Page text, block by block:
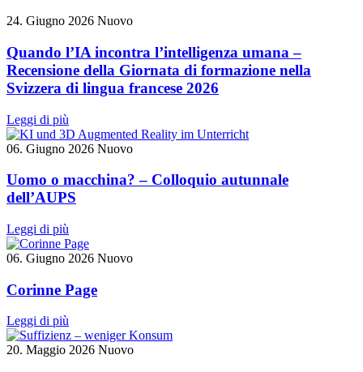
24. Giugno 2026 Nuovo
Quando l’IA incontra l’intelligenza umana –
Recensione della Giornata di formazione nella
Svizzera di lingua francese 2026
Leggi di più
06. Giugno 2026 Nuovo
Uomo o macchina? – Colloquio autunnale
dell’AUPS
Leggi di più
06. Giugno 2026 Nuovo
Corinne Page
Leggi di più
20. Maggio 2026 Nuovo